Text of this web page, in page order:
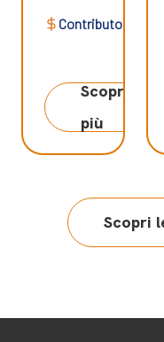
Contributo:
Scopri di
più
Scopri